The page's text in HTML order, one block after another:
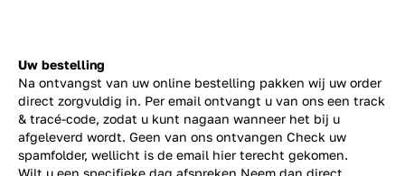
Uw bestelling
Na ontvangst van uw online bestelling pakken wij uw order
direct zorgvuldig in. Per email ontvangt u van ons een track
& tracé-code, zodat u kunt nagaan wanneer het bij u
afgeleverd wordt. Geen van ons ontvangen Check uw
spamfolder, wellicht is de email hier terecht gekomen.
Wilt u een specifieke dag afspreken Neem dan direct